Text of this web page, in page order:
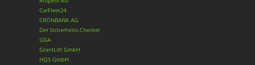
CarFleet24
CRONBANK AG
Der Sicherheits-Checker
GGA
GrantLift GmbH
HQS GmbH